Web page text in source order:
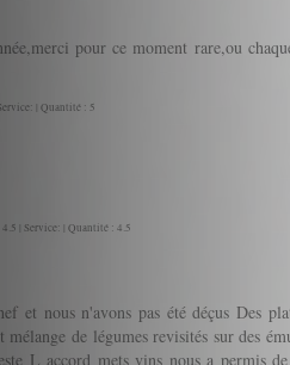
pour ce moment rare,ou
| Quantité : 5
| Service: | Quantité : 4.5
et nous n'avons pas été déçus Des
mélange de légumes revisités sur des
L accord mets vins nous a permis